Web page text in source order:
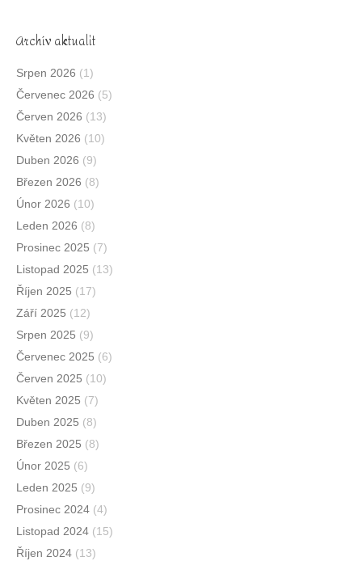
Archív aktualit
Srpen 2026 (1)
Červenec 2026 (5)
Červen 2026 (13)
Květen 2026 (10)
Duben 2026 (9)
Březen 2026 (8)
Únor 2026 (10)
Leden 2026 (8)
Prosinec 2025 (7)
Listopad 2025 (13)
Říjen 2025 (17)
Září 2025 (12)
Srpen 2025 (9)
Červenec 2025 (6)
Červen 2025 (10)
Květen 2025 (7)
Duben 2025 (8)
Březen 2025 (8)
Únor 2025 (6)
Leden 2025 (9)
Prosinec 2024 (4)
Listopad 2024 (15)
Říjen 2024 (13)